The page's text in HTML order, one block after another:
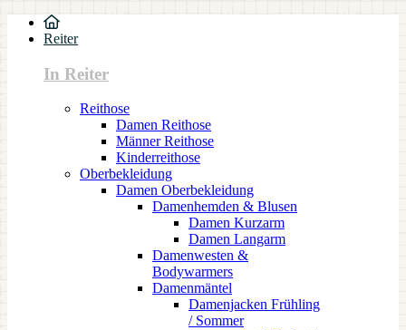
Reiter
In Reiter
Reithose
Damen Reithose
Männer Reithose
Kinderreithose
Oberbekleidung
Damen Oberbekleidung
Damenhemden & Blusen
Damen Kurzarm
Damen Langarm
Damenwesten &
Bodywarmers
Damenmäntel
Damenjacken Frühling
/ Sommer